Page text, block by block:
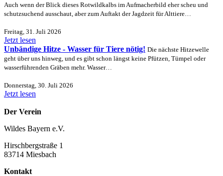
Auch wenn der Blick dieses Rotwildkalbs im Aufmacherbild eher scheu und
schutzsuchend ausschaut, aber zum Auftakt der Jagdzeit für Alttiere…
Freitag, 31. Juli 2026
Jetzt lesen
Unbändige Hitze - Wasser für Tiere nötig! Die nächste Hitzewelle
geht über uns hinweg, und es gibt schon längst keine Pfützen, Tümpel oder
wasserführenden Gräben mehr. Wasser…
Donnerstag, 30. Juli 2026
Jetzt lesen
Der Verein
Wildes Bayern e.V.
Hirschbergstraße 1
83714 Miesbach
Kontakt